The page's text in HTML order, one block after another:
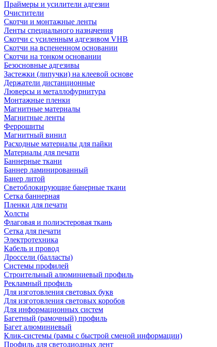
Праймеры и усилители адгезии
Очистители
Скотчи и монтажные ленты
Ленты специального назначения
Скотчи с усиленным адгезивом VHB
Скотчи на вспененном основании
Скотчи на тонком основании
Безосновные адгезивы
Застежки (липучки) на клеевой основе
Держатели дистанционные
Люверсы и металлофурнитура
Монтажные пленки
Магнитные материалы
Магнитные ленты
Феррошиты
Магнитный винил
Расходные материалы для пайки
Материалы для печати
Баннерные ткани
Баннер ламинированный
Банер литой
Светоблокирующие банерные ткани
Сетка баннерная
Пленки для печати
Холсты
Флаговая и полиэстеровая ткань
Сетка для печати
Электротехника
Кабель и провод
Дроссели (балласты)
Системы профилей
Строительный алюминиевый профиль
Рекламный профиль
Для изготовления световых букв
Для изготовления световых коробов
Для информационных систем
Багетный (рамочный) профиль
Багет алюминиевый
Клик-системы (рамы с быстрой сменой информации)
Профиль для светодиодных лент